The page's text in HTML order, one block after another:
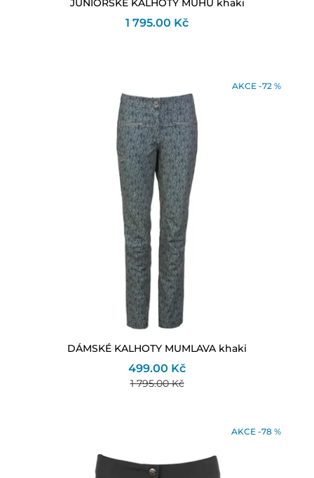
JUNIORSKÉ KALHOTY MUHU khaki
1 795.00 Kč
AKCE -72 %
DÁMSKÉ KALHOTY MUMLAVA khaki
499.00 Kč
1 795.00 Kč
AKCE -78 %